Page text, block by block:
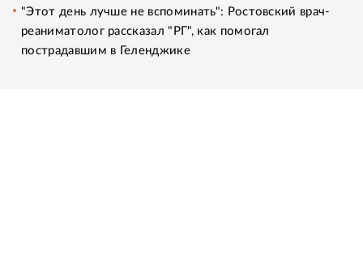
"Этот день лучше не вспоминать": Ростовский врач-
реаниматолог рассказал "РГ", как помогал
пострадавшим в Геленджике